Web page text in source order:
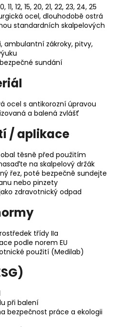
12, 15, 20, 21, 22, 23, 24, 25
ocel, dlouhodobě ostrá
standardních skalpelových
ambulantní zákroky, pitvy,
sundání
ocel s antikorozní úpravou
a balená zvlášť
/ aplikace
těsně před použitím
na skalpelový držák
řez, poté bezpečně sundejte
nebo pinzety
zdravotnický odpad
třídy IIa
podle norem EU
použití (Medilab)
při balení
bezpečnost práce a ekologii